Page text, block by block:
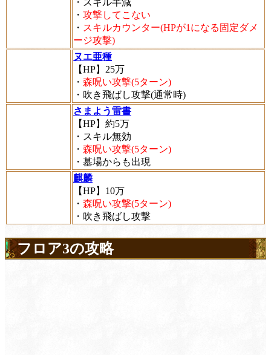
・スキル半減
・ 攻撃してこない
・ スキルカウンター(HPが1になる固定ダメ
ージ攻撃)
ヌエ亜種
【HP】25万
・ 森呪い攻撃(5ターン)
・吹き飛ばし攻撃(通常時)
さまよう雷書
【HP】約5万
・スキル無効
・ 森呪い攻撃(5ターン)
・墓場からも出現
麒麟
【HP】10万
・ 森呪い攻撃(5ターン)
・吹き飛ばし攻撃
フロア3の攻略